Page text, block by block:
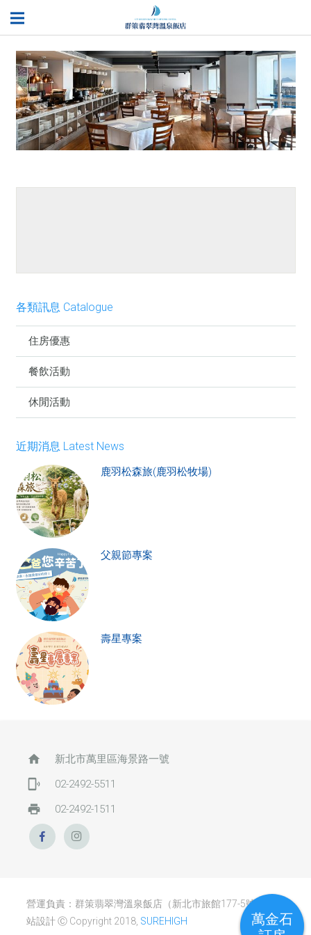
各類訊息 Catalogue
住房優惠
餐飲活動
休閒活動
近期消息 Latest News
鹿羽松森旅(鹿羽松牧場)
父親節專案
壽星專案
home 新北市萬里區海景路一號
phonelink_ring 02-2492-5511
print 02-2492-1511
營運負責：群策翡翠灣溫泉飯店（新北市旅館177-5號） / 網
站設計 Ⓒ Copyright 2018, SUREHIGH
萬金石